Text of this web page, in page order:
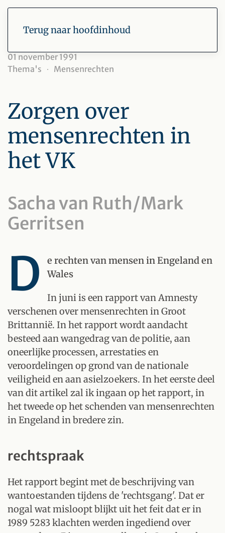
Terug naar hoofdinhoud
01 november 1991
Thema's
Mensenrechten
Zorgen over
mensenrechten in
het VK
Sacha van Ruth/Mark
Gerritsen
D
e rechten van mensen in Engeland en
Wales
In juni is een rapport van Amnesty
verschenen over mensenrechten in Groot
Brittannië. In het rapport wordt aandacht
besteed aan wangedrag van de politie, aan
oneerlijke processen, arrestaties en
veroordelingen op grond van de nationale
veiligheid en aan asielzoekers. In het eerste deel
van dit artikel zal ik ingaan op het rapport, in
het tweede op het schenden van mensenrechten
in Engeland in bredere zin.
rechtspraak
Het rapport begint met de beschrijving van
wantoestanden tijdens de 'rechtsgang'. Dat er
nogal wat misloopt blijkt uit het feit dat er in
1989 5283 klachten werden ingediend over